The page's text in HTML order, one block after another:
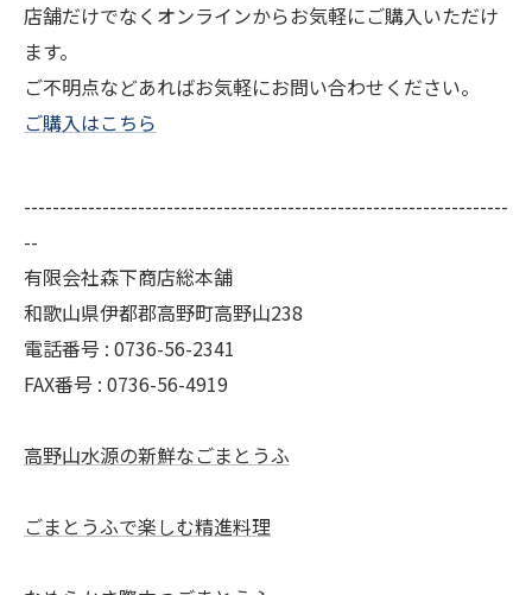
店舗だけでなくオンラインからお気軽にご購入いただけ
ます。
ご不明点などあればお気軽にお問い合わせください。
ご購入はこちら
--------------------------------------------------------------------
--
有限会社森下商店総本舗
和歌山県伊都郡高野町高野山238
電話番号 : 0736-56-2341
FAX番号 : 0736-56-4919
高野山水源の新鮮なごまとうふ
ごまとうふで楽しむ精進料理